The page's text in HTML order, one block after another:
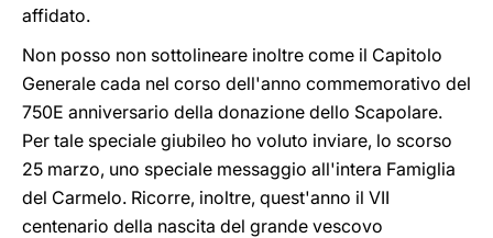
affidato.
Non posso non sottolineare inoltre come il Capitolo
Generale cada nel corso dell'anno commemorativo del
750E anniversario della donazione dello Scapolare.
Per tale speciale giubileo ho voluto inviare, lo scorso
25 marzo, uno speciale messaggio all'intera Famiglia
del Carmelo. Ricorre, inoltre, quest'anno il VII
centenario della nascita del grande vescovo